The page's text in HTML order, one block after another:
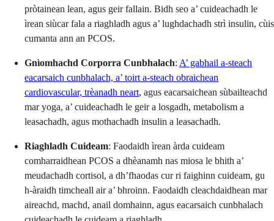
pròtainean lean, agus geir fallain. Bidh seo a’ cuideachadh le
ìrean siùcar fala a riaghladh agus a’ lughdachadh strì insulin, cùis
cumanta ann an PCOS.
Gnìomhachd Corporra Cunbhalach: A’ gabhail a-steach
eacarsaich cunbhalach, a’ toirt a-steach obraichean
cardiovascular, trèanadh neart, agus eacarsaichean sùbailteachd
mar yoga, a’ cuideachadh le geir a losgadh, metabolism a
leasachadh, agus mothachadh insulin a leasachadh.
Riaghladh Cuideam: Faodaidh ìrean àrda cuideam
comharraidhean PCOS a dhèanamh nas miosa le bhith a’
meudachadh cortisol, a dh’fhaodas cur ri faighinn cuideam, gu
h-àraidh timcheall air a’ bhroinn. Faodaidh cleachdaidhean mar
aireachd, machd, anail domhainn, agus eacarsaich cunbhalach